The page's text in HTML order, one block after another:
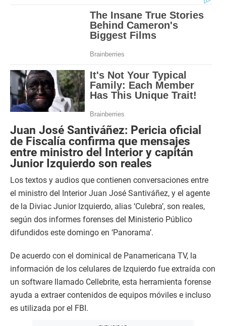
Juan José Santiváñez: Pericia oficial
de Fiscalía confirma que mensajes
entre ministro del Interior y capitán
Junior Izquierdo son reales
Los textos y audios que contienen conversaciones entre
el ministro del Interior Juan José Santiváñez, y el agente
de la Diviac Junior Izquierdo, alias ‘Culebra’, son reales,
según dos informes forenses del Ministerio Público
difundidos este domingo en ‘Panorama’.
De acuerdo con el dominical de Panamericana TV, la
información de los celulares de Izquierdo fue extraída con
un software llamado Cellebrite, esta herramienta forense
ayuda a extraer contenidos de equipos móviles e incluso
es utilizada por el FBI.